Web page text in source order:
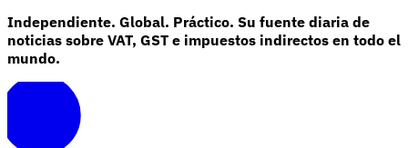
Independiente. Global. Práctico. Su fuente diaria de
noticias sobre VAT, GST e impuestos indirectos en todo el
mundo.